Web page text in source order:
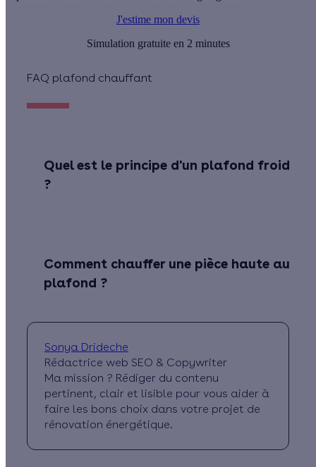
J'estime mon devis
Simulation gratuite en 2 minutes
FAQ plafond chauffant
Quel est le principe d'un plafond froid
?
Comment chauffer une pièce haute au
plafond ?
Sonya Drideche
Rédactrice web SEO & Copywriter
Ma mission ? Rédiger du contenu
pertinent, clair et lisible pour vous aider à
faire les bons choix dans votre projet de
rénovation énergétique.